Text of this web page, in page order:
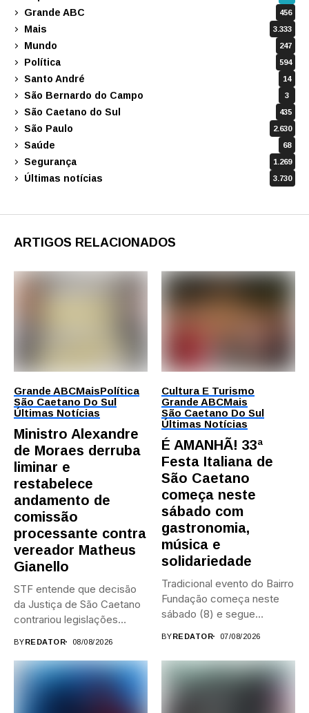
Grande ABC 456
Mais 3.333
Mundo 247
Política 594
Santo André 14
São Bernardo do Campo 3
São Caetano do Sul 435
São Paulo 2.630
Saúde 68
Segurança 1.269
Últimas notícias 3.730
ARTIGOS RELACIONADOS
Grande ABCMaisPolítica
São Caetano Do Sul
Últimas Notícias
Ministro Alexandre
de Moraes derruba
liminar e
restabelece
andamento de
comissão
processante contra
vereador Matheus
Gianello
STF entende que decisão
da Justiça de São Caetano
contrariou legislações
BYREDATOR 08/08/2026
Cultura E Turismo
Grande ABCMais
São Caetano Do Sul
Últimas Notícias
É AMANHÃ! 33ª
Festa Italiana de
São Caetano
começa neste
sábado com
gastronomia,
música e
solidariedade
Tradicional evento do Bairro
Fundação começa neste
sábado (8) e segue
BYREDATOR 07/08/2026